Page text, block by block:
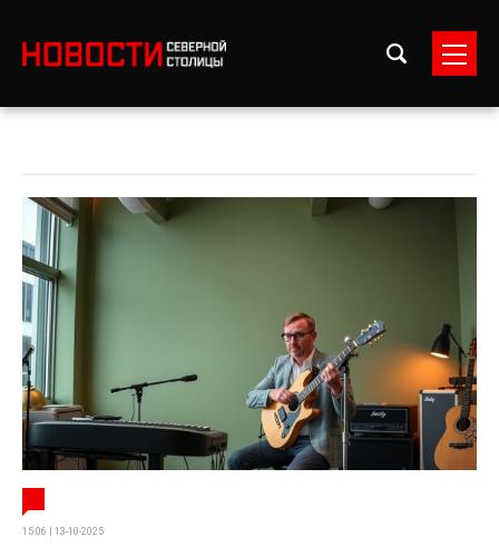
15:06 | 13-10-2025